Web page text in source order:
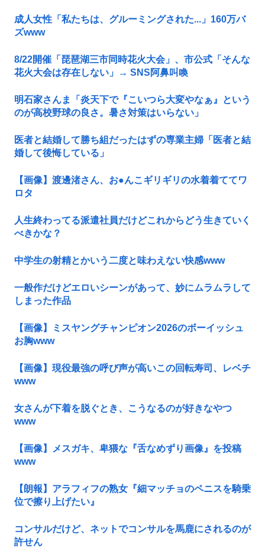
成人女性「私たちは、グルーミングされた...」160万バ
ズwww
8/22開催「琵琶湖三市同時花火大会」、市公式「そんな
花火大会は存在しない」→ SNS阿鼻叫喚
明石家さんま「炎天下で『こいつら大変やなぁ』という
のが高校野球の良さ。暑さ対策はいらない」
医者と結婚して勝ち組だったはずの専業主婦「医者と結
婚して後悔している」
【画像】渡邊渚さん、お●んこギリギリの水着着ててワ
ロタ
人生終わってる派遣社員だけどこれからどう生きていく
べきかな？
中学生の射精とかいう二度と味わえない快感www
一般作だけどエロいシーンがあって、妙にムラムラして
しまった作品
【画像】ミスヤングチャンピオン2026のボーイッシュ
お胸www
【画像】現役最強の呼び声が高いこの回転寿司、レベチ
www
女さんが下着を脱ぐとき、こうなるのが好きなやつ
www
【画像】メスガキ、卑猥な『舌なめずり画像』を投稿
www
【朗報】アラフィフの熟女『細マッチョのペニスを騎乗
位で擦り上げたい』
コンサルだけど、ネットでコンサルを馬鹿にされるのが
許せん